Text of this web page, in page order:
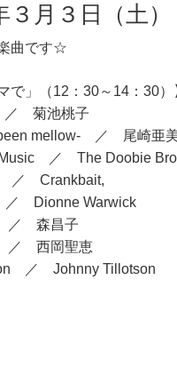
３月３日（土）
曲です☆
で」（12：30～14：30）
／ 菊池桃子
been mellow- ／ 尾崎亜
Music ／ The Doobie
／ Crankbait,
Dionne Warwick
／ 森昌子
／ 西岡聖恵
／ Johnny Tillotson